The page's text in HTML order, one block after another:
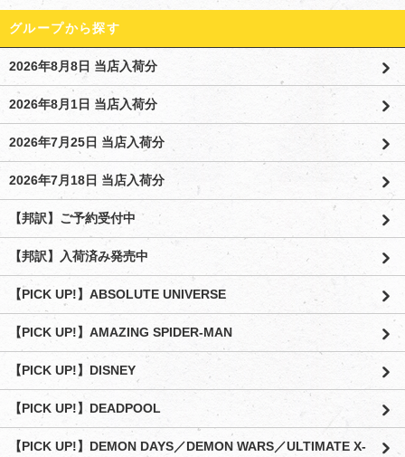
グループから探す
2026年8月8日 当店入荷分
2026年8月1日 当店入荷分
2026年7月25日 当店入荷分
2026年7月18日 当店入荷分
【邦訳】ご予約受付中
【邦訳】入荷済み発売中
【PICK UP!】ABSOLUTE UNIVERSE
【PICK UP!】AMAZING SPIDER-MAN
【PICK UP!】DISNEY
【PICK UP!】DEADPOOL
【PICK UP!】DEMON DAYS／DEMON WARS／ULTIMATE X-